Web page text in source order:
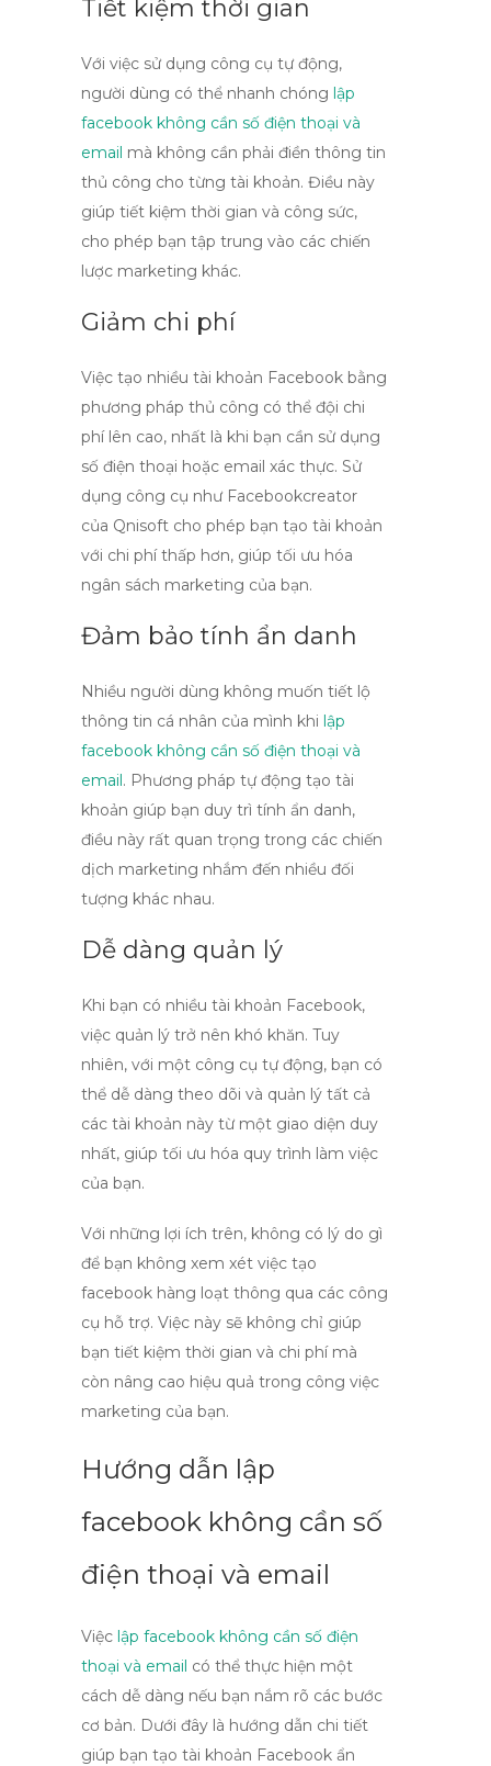
Tiết kiệm thời gian
Với việc sử dụng công cụ tự động,
người dùng có thể nhanh chóng lập
facebook không cần số điện thoại và
email mà không cần phải điền thông tin
thủ công cho từng tài khoản. Điều này
giúp tiết kiệm thời gian và công sức,
cho phép bạn tập trung vào các chiến
lược marketing khác.
Giảm chi phí
Việc tạo nhiều tài khoản Facebook bằng
phương pháp thủ công có thể đội chi
phí lên cao, nhất là khi bạn cần sử dụng
số điện thoại hoặc email xác thực. Sử
dụng công cụ như Facebookcreator
của Qnisoft cho phép bạn tạo tài khoản
với chi phí thấp hơn, giúp tối ưu hóa
ngân sách marketing của bạn.
Đảm bảo tính ẩn danh
Nhiều người dùng không muốn tiết lộ
thông tin cá nhân của mình khi lập
facebook không cần số điện thoại và
email. Phương pháp tự động tạo tài
khoản giúp bạn duy trì tính ẩn danh,
điều này rất quan trọng trong các chiến
dịch marketing nhắm đến nhiều đối
tượng khác nhau.
Dễ dàng quản lý
Khi bạn có nhiều tài khoản Facebook,
việc quản lý trở nên khó khăn. Tuy
nhiên, với một công cụ tự động, bạn có
thể dễ dàng theo dõi và quản lý tất cả
các tài khoản này từ một giao diện duy
nhất, giúp tối ưu hóa quy trình làm việc
của bạn.
Với những lợi ích trên, không có lý do gì
để bạn không xem xét việc tạo
facebook hàng loạt thông qua các công
cụ hỗ trợ. Việc này sẽ không chỉ giúp
bạn tiết kiệm thời gian và chi phí mà
còn nâng cao hiệu quả trong công việc
marketing của bạn.
Hướng dẫn lập
facebook không cần số
điện thoại và email
Việc lập facebook không cần số điện
thoại và email có thể thực hiện một
cách dễ dàng nếu bạn nắm rõ các bước
cơ bản. Dưới đây là hướng dẫn chi tiết
giúp bạn tạo tài khoản Facebook ẩn